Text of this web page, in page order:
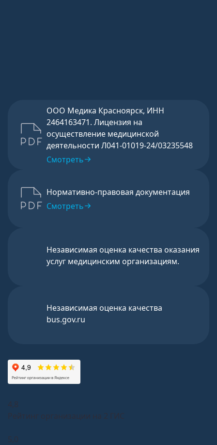
ООО Медика Красноярск, ИНН
2464163471. Лицензия на
осуществление медицинской
деятельности Л041-01019-24/03235548
Смотреть
Нормативно-правовая документация
Смотреть
Независимая оценка качества оказания
услуг медицинским организациям.
Независимая оценка качества
bus.gov.ru
4,8
Рейтинг организации на 2 ГИС
5,0